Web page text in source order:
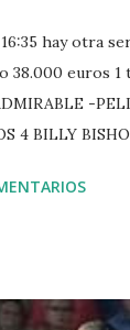
hay otra
38.000 euros 1
-
4 BILLY
M WHITAKER
-VOORN